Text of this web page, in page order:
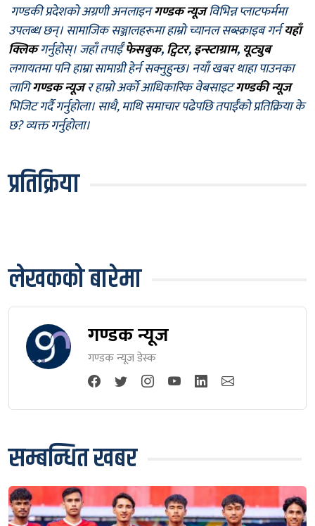
गण्डकी प्रदेशको अग्रणी अनलाइनगण्डक न्यूजविभिन्न प्लाटफर्ममा
उपलब्ध छन्। सामाजिक सञ्जालहरूमा हाम्रो च्यानल सब्स्क्राइब गर्नयहाँ
क्लिकगर्नुहोस्। जहाँ तपाईँफेसबुक,ट्विटर,इन्स्टाग्राम, यूट्युब
लगायतमा पनि हाम्रा सामाग्री हेर्न सक्नुहुन्छ। नयाँ खबर थाहा पाउनका
लागिगण्डक न्यूजर हाम्रो अर्को आधिकारिक वेबसाइटगण्डकी न्यूज
भिजिट गर्दै गर्नुहोला। साथै, माथि समाचार पढेपछि तपाईँको प्रतिक्रिया के
छ? व्यक्त गर्नुहोला।
प्रतिक्रिया
लेखकको बारेमा
गण्डक न्यूज
गण्डक न्यूज डेस्क
सम्बन्धित खबर